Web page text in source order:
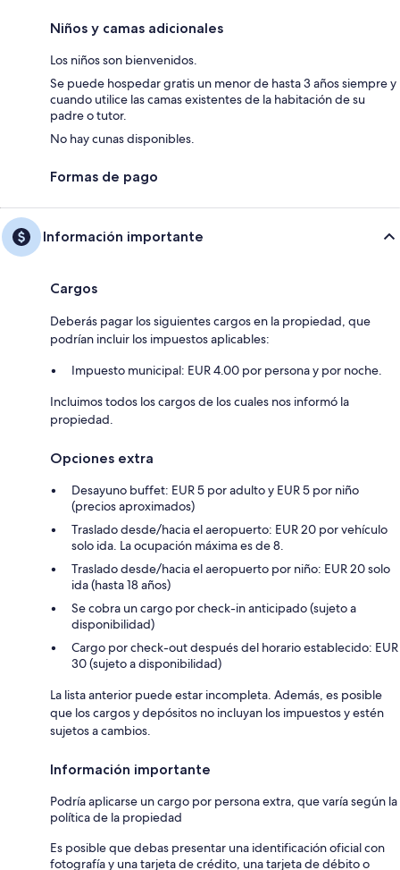
Niños y camas adicionales
Los niños son bienvenidos.
Se puede hospedar gratis un menor de hasta 3 años siempre y
cuando utilice las camas existentes de la habitación de su
padre o tutor.
No hay cunas disponibles.
Formas de pago
Información importante
Cargos
Deberás pagar los siguientes cargos en la propiedad, que
podrían incluir los impuestos aplicables:
Impuesto municipal: EUR 4.00 por persona y por noche.
Incluimos todos los cargos de los cuales nos informó la
propiedad.
Opciones extra
Desayuno buffet: EUR 5 por adulto y EUR 5 por niño
(precios aproximados)
Traslado desde/hacia el aeropuerto: EUR 20 por vehículo
solo ida. La ocupación máxima es de 8.
Traslado desde/hacia el aeropuerto por niño: EUR 20 solo
ida (hasta 18 años)
Se cobra un cargo por check-in anticipado (sujeto a
disponibilidad)
Cargo por check-out después del horario establecido: EUR
30 (sujeto a disponibilidad)
La lista anterior puede estar incompleta. Además, es posible
que los cargos y depósitos no incluyan los impuestos y estén
sujetos a cambios.
Información importante
Podría aplicarse un cargo por persona extra, que varía según la
política de la propiedad
Es posible que debas presentar una identificación oficial con
fotografía y una tarjeta de crédito, una tarjeta de débito o